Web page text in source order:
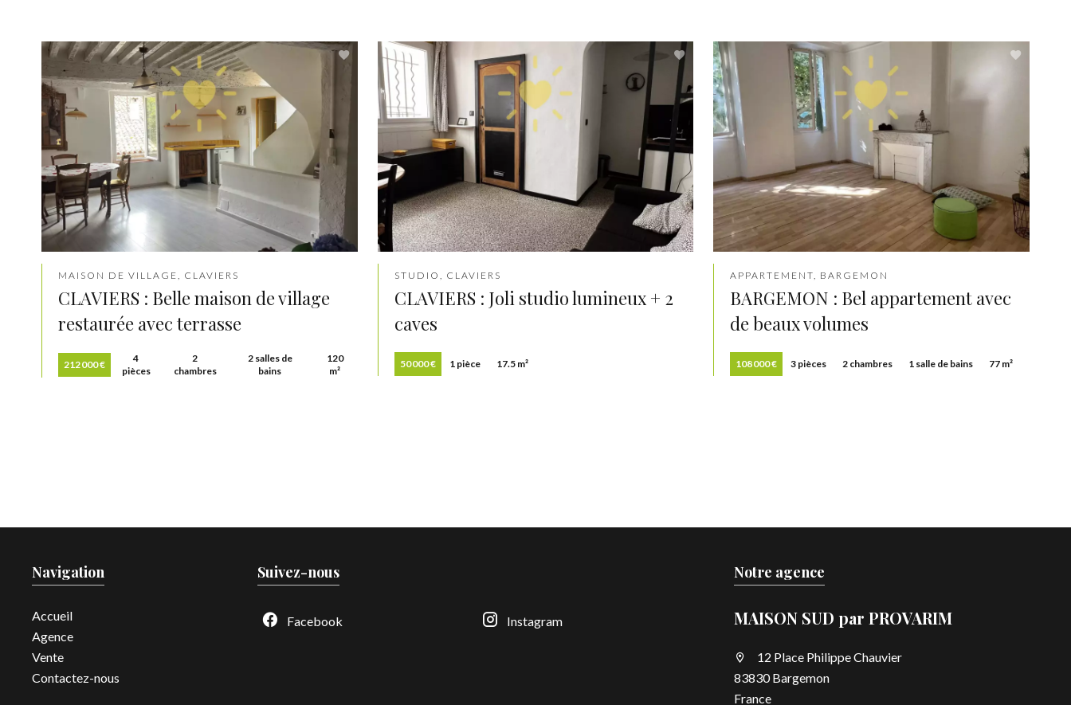
MAISON DE VILLAGE, CLAVIERS
CLAVIERS : Belle maison de village
restaurée avec terrasse
212 000 €
4
pièces
2
chambres
2 salles de
bains
120
m²
STUDIO, CLAVIERS
CLAVIERS : Joli studio lumineux + 2
caves
50 000 € 1 pièce 17.5 m²
APPARTEMENT, BARGEMON
BARGEMON : Bel appartement avec
de beaux volumes
108 000 € 3 pièces 2 chambres 1 salle de bains 77 m²
Navigation
Accueil
Agence
Vente
Contactez-nous
Notre agence
MAISON SUD par PROVARIM
12 Place Philippe Chauvier
83830 Bargemon
France
Suivez-nous
Facebook Instagram